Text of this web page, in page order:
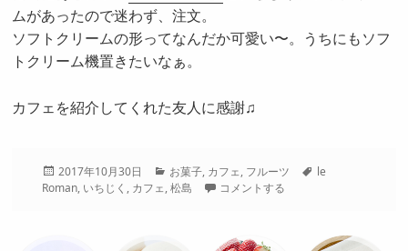
ムがあったので迷わず、注文。
ソフトクリームの形ってなんだか可愛い〜。うちにもソフ
トクリーム機置きたいなぁ。
カフェを紹介してくれた友人に感謝♫
投
稿
2017年10月30日
カ
テ
お菓子, カフェ, フルーツ
タ
le
Roman, いちじく , カフェ,松島 コメントする